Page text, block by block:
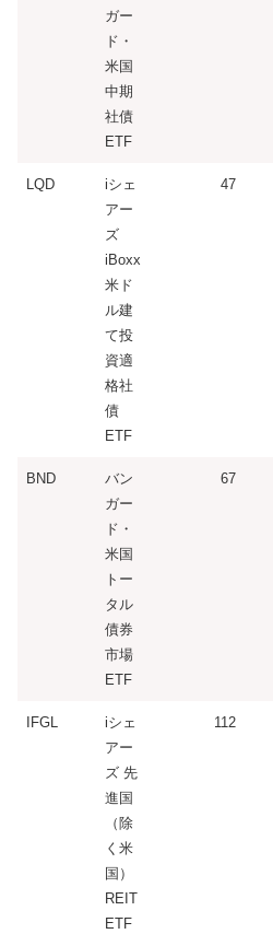
ガー
ド・
米国
中期
社債
ETF
LQD
iシェ
アー
ズ
iBoxx
米ド
ル建
て投
資適
格社
債
ETF
47
BND
バン
ガー
ド・
米国
トー
タル
債券
市場
ETF
67
IFGL
iシェ
アー
ズ 先
進国
（除
く米
国）
REIT
ETF
112